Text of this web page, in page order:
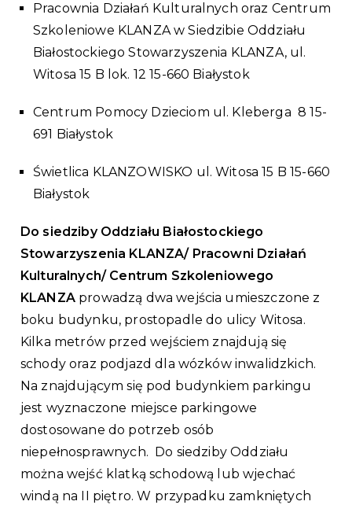
Pracownia Działań Kulturalnych oraz Centrum
Szkoleniowe KLANZA w Siedzibie Oddziału
Białostockiego Stowarzyszenia KLANZA, ul.
Witosa 15 B lok. 12 15-660 Białystok
Centrum Pomocy Dzieciom ul. Kleberga 8 15-
691 Białystok
Świetlica KLANZOWISKO ul. Witosa 15 B 15-660
Białystok
Do siedziby Oddziału Białostockiego
Stowarzyszenia KLANZA/ Pracowni Działań
Kulturalnych/ Centrum Szkoleniowego
KLANZAprowadzą dwa wejścia umieszczone z
boku budynku, prostopadle do ulicy Witosa.
Kilka metrów przed wejściem znajdują się
schody oraz podjazd dla wózków inwalidzkich.
Na znajdującym się pod budynkiem parkingu
jest wyznaczone miejsce parkingowe
dostosowane do potrzeb osób
niepełnosprawnych. Do siedziby Oddziału
można wejść klatką schodową lub wjechać
windą na II piętro. W przypadku zamkniętych